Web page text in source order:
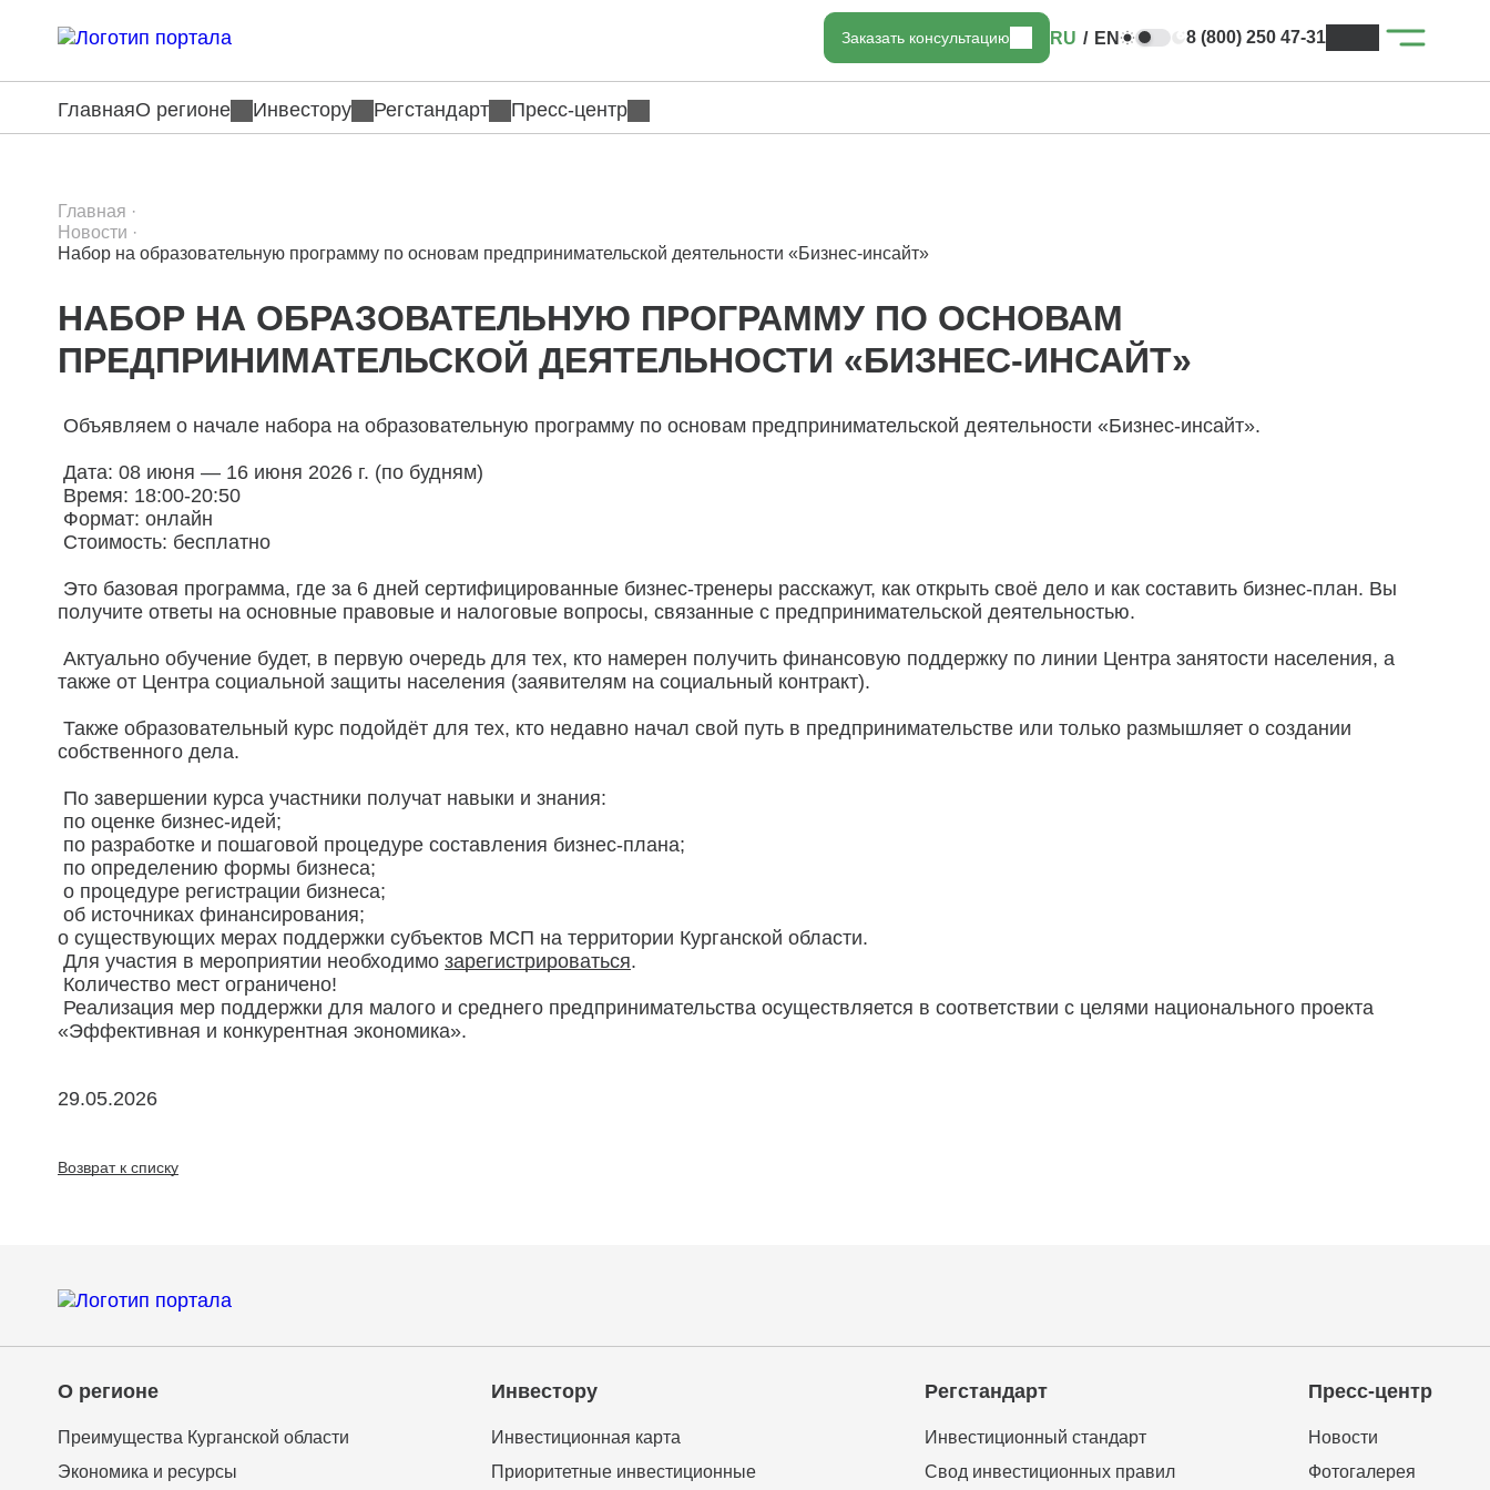
Заказать консультацию RU / EN 8 (800) 250 47-31
ГлавнаяО регионе Инвестору Регстандарт Пресс-центр
Главная ·
Новости ·
Набор на образовательную программу по основам предпринимательской деятельности «Бизнес-инсайт»
НАБОР НА ОБРАЗОВАТЕЛЬНУЮ ПРОГРАММУ ПО ОСНОВАМ
ПРЕДПРИНИМАТЕЛЬСКОЙ ДЕЯТЕЛЬНОСТИ «БИЗНЕС-ИНСАЙТ»
Объявляем о начале набора на образовательную программу по основам предпринимательской деятельности «Бизнес-инсайт».
Дата: 08 июня — 16 июня 2026 г. (по будням)
Время: 18:00-20:50
Формат: онлайн
Стоимость: бесплатно
Это базовая программа, где за 6 дней сертифицированные бизнес-тренеры расскажут, как открыть своё дело и как составить бизнес-план. Вы
получите ответы на основные правовые и налоговые вопросы, связанные с предпринимательской деятельностью.
Актуально обучение будет, в первую очередь для тех, кто намерен получить финансовую поддержку по линии Центра занятости населения, а
также от Центра социальной защиты населения (заявителям на социальный контракт).
Также образовательный курс подойдёт для тех, кто недавно начал свой путь в предпринимательстве или только размышляет о создании
собственного дела.
По завершении курса участники получат навыки и знания:
по оценке бизнес-идей;
по разработке и пошаговой процедуре составления бизнес-плана;
по определению формы бизнеса;
о процедуре регистрации бизнеса;
об источниках финансирования;
о существующих мерах поддержки субъектов МСП на территории Курганской области.
Для участия в мероприятии необходимо зарегистрироваться.
Количество мест ограничено!
Реализация мер поддержки для малого и среднего предпринимательства осуществляется в соответствии с целями национального проекта
«Эффективная и конкурентная экономика».
29.05.2026
Возврат к списку
О регионе
Преимущества Курганской области
Экономика и ресурсы
Инвестору
Инвестиционная карта
Приоритетные инвестиционные
Регстандарт
Инвестиционный стандарт
Свод инвестиционных правил
Пресс-центр
Новости
Фотогалерея